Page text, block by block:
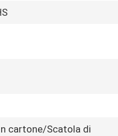
cartone/Scatola di